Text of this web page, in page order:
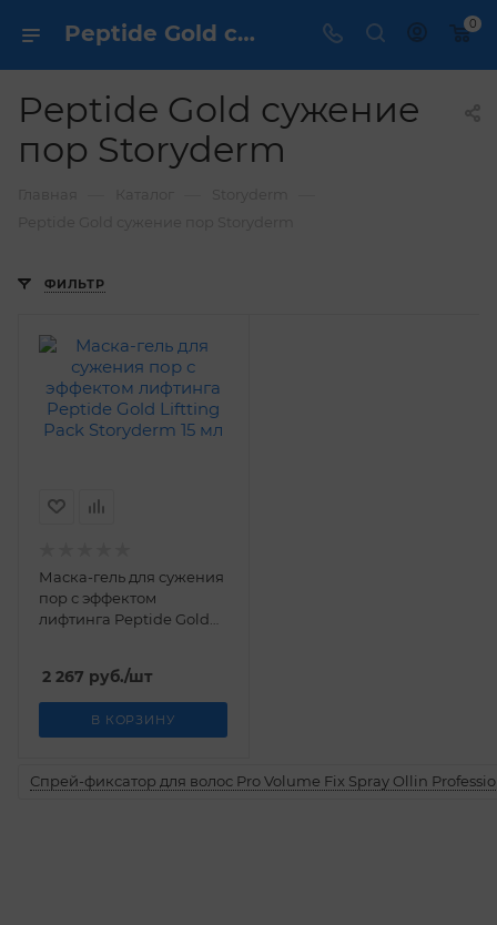
Peptide Gold сужение пор Storyderm - купить ✔️ по выгодной цене 0
Peptide Gold сужение
пор Storyderm
ФИЛЬТР
Маска-гель для сужения
пор с эффектом
лифтинга Peptide Gold
2 267 руб./шт
В КОРЗИНУ
Спрей-фиксатор для волос Pro Volume Fix Spray Ollin